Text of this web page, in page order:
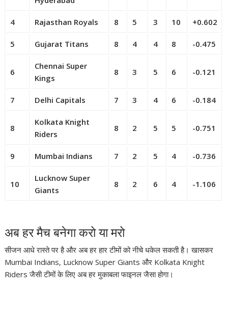
4 Rajasthan Royals 8 5 3 10 +0.602
5 Gujarat Titans 8 4 4 8 -0.475
6
Chennai Super
Kings
8 3 5 6 -0.121
7 Delhi Capitals 7 3 4 6 -0.184
8
Kolkata Knight
Riders
8 2 5 5 -0.751
9 Mumbai Indians 7 2 5 4 -0.736
10
Lucknow Super
Giants
8 2 6 4 -1.106
अब हर मैच बनेगा करो या मरो
सीजन आधे रास्ते पर है और अब हर हार टीमों को नीचे धकेल सकती है। खासकर
Mumbai Indians, Lucknow Super Giants और Kolkata Knight
Riders जैसी टीमों के लिए अब हर मुकाबला फाइनल जैसा होगा।